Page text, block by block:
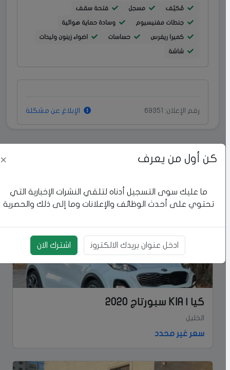
مُكيّف مسجل فتحة سقف
جنطات مغنيسيوم وسادة حماية هوائية
كميرا ريفرس حساسات اضواء زينون وليدات
شاشة
رقم الإعلان: 69351 الإبلاغ عن مشكلة
إعلانات مشابهة
كيا | KIA سبورتاج 2020
الخليل
سعر غير محدد
كن أول من يعرف ×
ما عليك سوى التسجيل أدناه لتلقي النشرات الإخبارية التي
تحتوي على أحدث الوظائف والإعلانات وما إلى ذلك والحصرية
بريد الالكتروني
اشترك الان